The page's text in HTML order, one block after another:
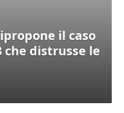
il caso
che distrusse le